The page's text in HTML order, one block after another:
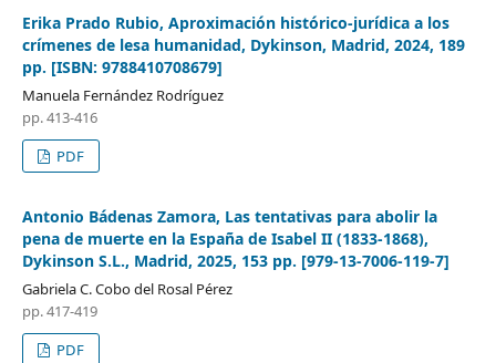
Erika Prado Rubio, Aproximación histórico-jurídica a los
crímenes de lesa humanidad, Dykinson, Madrid, 2024, 189
pp. [ISBN: 9788410708679]
Manuela Fernández Rodríguez
pp. 413-416
PDF
Antonio Bádenas Zamora, Las tentativas para abolir la
pena de muerte en la España de Isabel II (1833-1868),
Dykinson S.L., Madrid, 2025, 153 pp. [979-13-7006-119-7]
Gabriela C. Cobo del Rosal Pérez
pp. 417-419
PDF